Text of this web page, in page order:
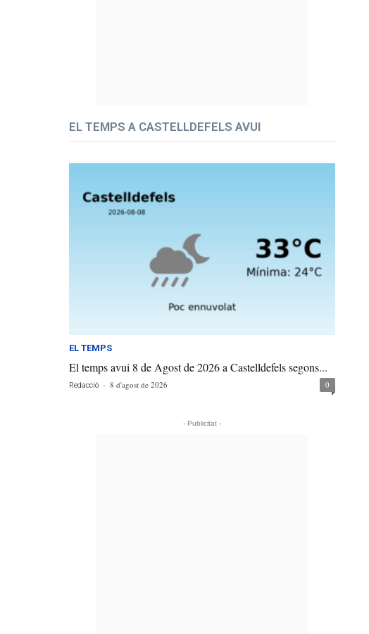
EL TEMPS A CASTELLDEFELS AVUI
EL TEMPS
El temps avui 8 de Agost de 2026 a Castelldefels segons...
Redacció - 8 d'agost de 2026 0
- Publicitat -